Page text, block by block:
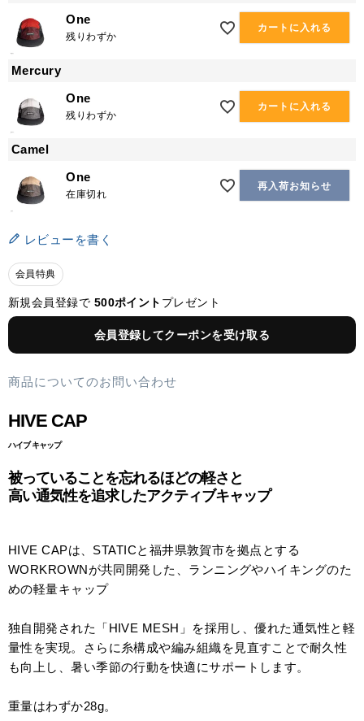
One
残りわずか
カートに入れる
Mercury
One
残りわずか
カートに入れる
Camel
One
在庫切れ
再入荷お知らせ
レビューを書く
会員特典
新規会員登録で 500ポイント プレゼント
会員登録してクーポンを受け取る
商品についてのお問い合わせ
HIVE CAP
ハイブ キャップ
被っていることを忘れるほどの軽さと
高い通気性を追求したアクティブキャップ
HIVE CAPは、STATICと福井県敦賀市を拠点とする
WORKROWNが共同開発した、ランニングやハイキングのた
めの軽量キャップ
独自開発された「HIVE MESH」を採用し、優れた通気性と軽
量性を実現。さらに糸構成や編み組織を見直すことで耐久性
も向上し、暑い季節の行動を快適にサポートします。
重量はわずか28g。